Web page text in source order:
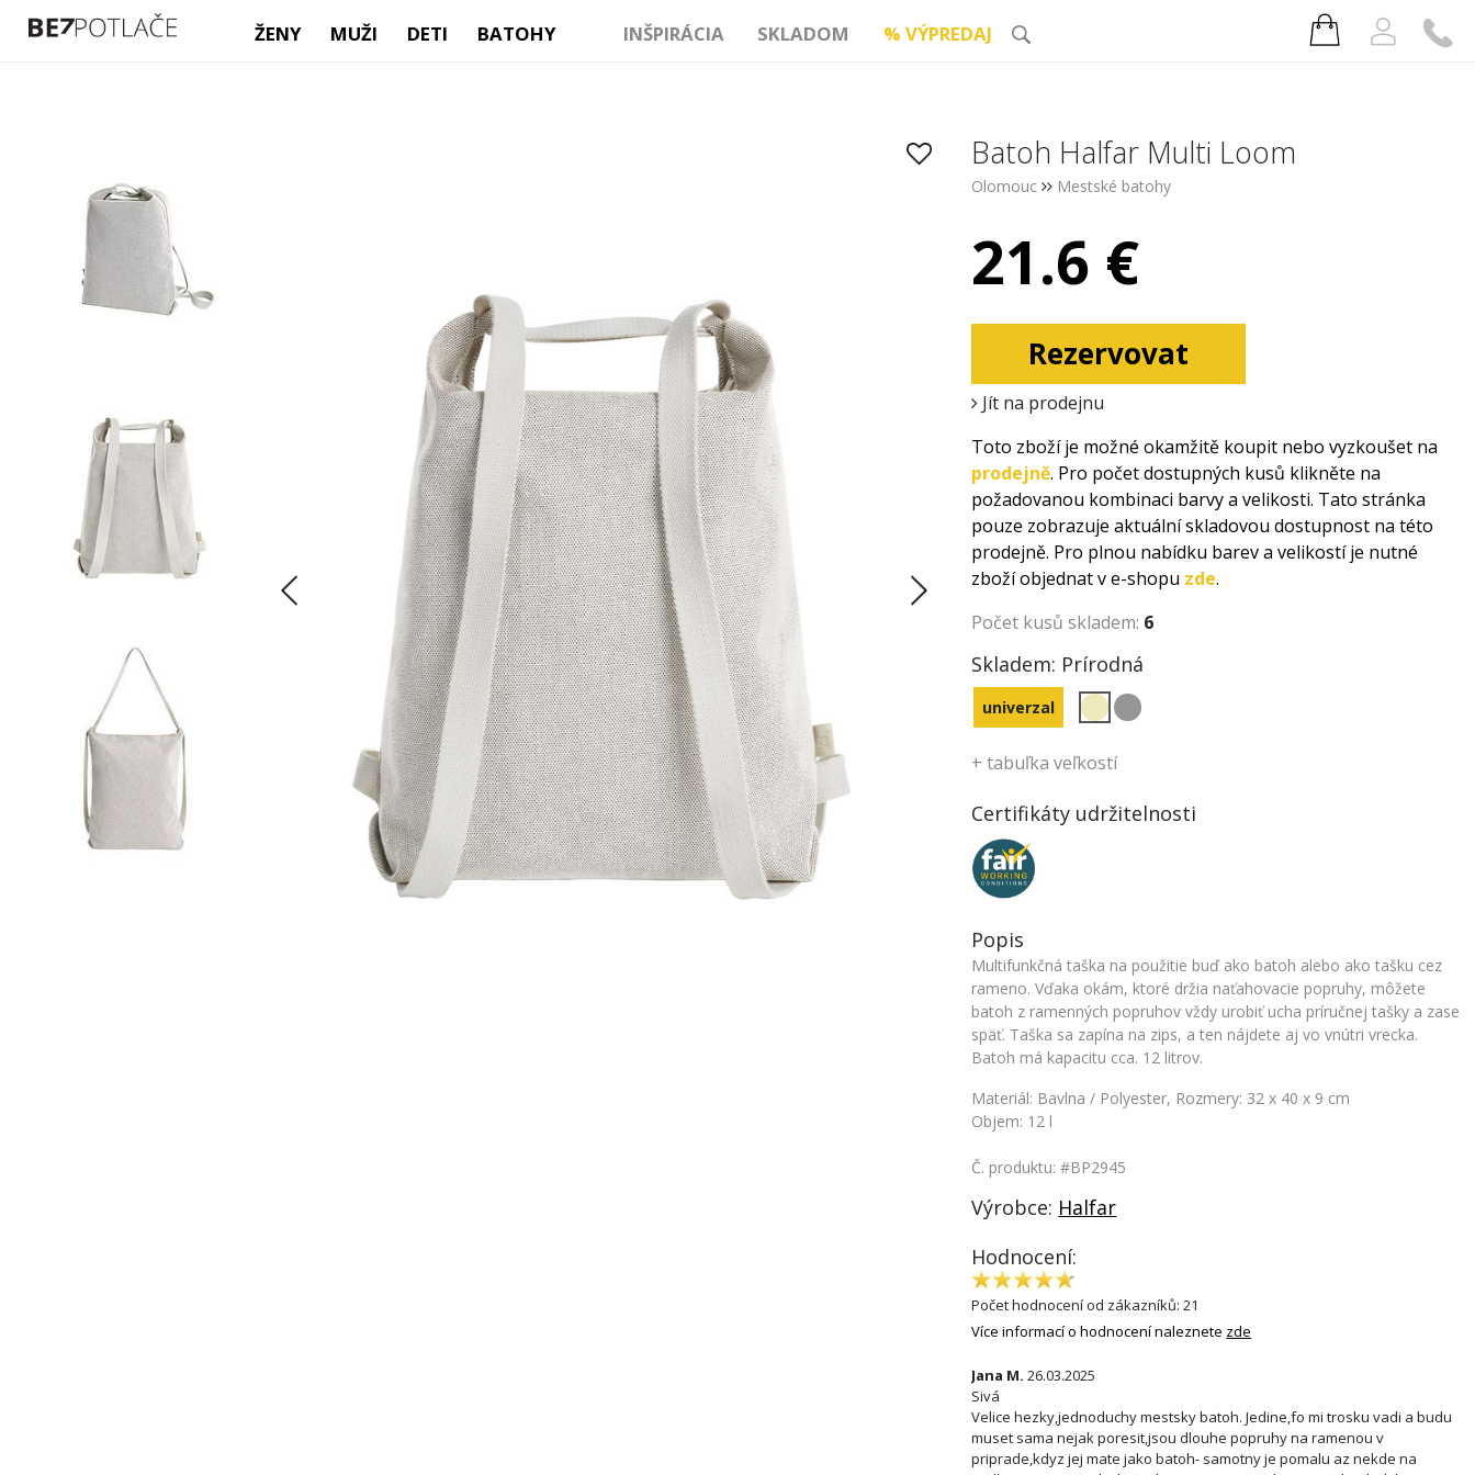
ŽENY MUŽI DETI BATOHY INŠPIRÁCIA SKLADOM % VÝPREDAJ
Batoh Halfar Multi Loom
Olomouc Mestské batohy
21.6 €
Rezervovat
Jít na prodejnu
Toto zboží je možné okamžitě koupit nebo vyzkoušet na
prodejně. Pro počet dostupných kusů klikněte na
požadovanou kombinaci barvy a velikosti. Tato stránka
pouze zobrazuje aktuální skladovou dostupnost na této
prodejně. Pro plnou nabídku barev a velikostí je nutné
zboží objednat v e-shopu zde.
Počet kusů skladem: 6
Skladem: Prírodná
univerzal
+ tabuľka veľkostí
Certifikáty udržitelnosti
Popis
Multifunkčná taška na použitie buď ako batoh alebo ako tašku cez
rameno. Vďaka okám, ktoré držia naťahovacie popruhy, môžete
batoh z ramenných popruhov vždy urobiť ucha príručnej tašky a zase
späť. Taška sa zapína na zips, a ten nájdete aj vo vnútri vrecka.
Batoh má kapacitu cca. 12 litrov.
Materiál: Bavlna / Polyester, Rozmery: 32 x 40 x 9 cm
Objem: 12 l
Č. produktu: #BP2945
Výrobce: Halfar
Hodnocení:
Počet hodnocení od zákazníků: 21
Více informací o hodnocení naleznete zde
Jana M. 26.03.2025
Sivá
Velice hezky,jednoduchy mestsky batoh. Jedine,fo mi trosku vadi a budu
muset sama nejak poresit,jsou dlouhe popruhy na ramenou v
priprade,kdyz jej mate jako batoh- samotny je pomalu az nekde na